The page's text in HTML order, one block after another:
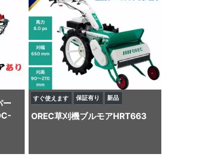
ー
すぐ使えます 保証有り 新品
OREC草刈機ブルモアHRT663